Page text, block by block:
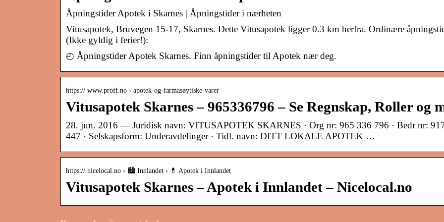
Åpningstider Apotek i Skarnes | Åpningstider i nærheten
Vitusapotek, Bruvegen 15-17, Skarnes. Dette Vitusapotek ligger 0.3 km herfra. Ordinære
(Ikke gyldig i ferier!):
◴ Åpningstider Apotek Skarnes. Finn åpningstider til Apotek nær deg.
https:// www.proff.no › apotek-og-farmasøytiske-varer
Vitusapotek Skarnes – 965336796 – Se Regnskap, Roller og
28. jun. 2016 — Juridisk navn: VITUSAPOTEK SKARNES · Org nr: 965 336 796 · Bedr nr:
447 · Selskapsform: Underavdelinger · Tidl. navn: DITT LOKALE APOTEK …
https:// nicelocal.no › 🏙️ Innlandet › 💊 Apotek i Innlandet
Vitusapotek Skarnes – Apotek i Innlandet – Nicelocal.no